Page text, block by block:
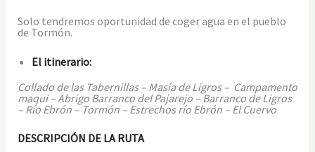
Solo tendremos oportunidad de coger agua en el pueblo
de Tormón.
El itinerario:
Collado de las Tabernillas – Masía de Ligros – Campamento
maqui – Abrigo Barranco del Pajarejo – Barranco de Ligros
– Río Ebrón – Tormón – Estrechos río Ebrón – El Cuervo
DESCRIPCIÓN DE LA RUTA